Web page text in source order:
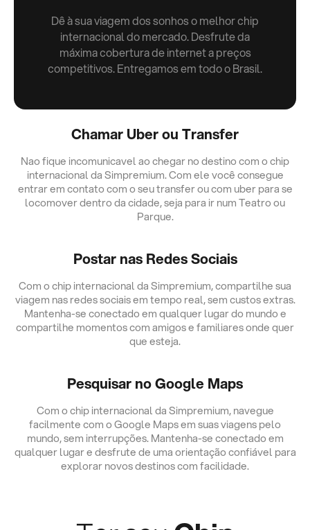
Dê à sua viagem dos sonhos o melhor chip
internacional do mercado. Desfrute da
máxima cobertura de internet a preços
competitivos. Entregamos em todo o Brasil.
Chamar Uber ou Transfer
Nao fique incomunicavel ao chegar no destino com o chip
internacional da Simpremium. Com ele você consegue
entrar em contato com o seu transfer ou com uber para se
locomover dentro da cidade, seja para ir num Teatro ou
Parque.
Postar nas Redes Sociais
Com o chip internacional da Simpremium, compartilhe sua
viagem nas redes sociais em tempo real, sem custos extras.
Mantenha-se conectado em qualquer lugar do mundo e
compartilhe momentos com amigos e familiares onde quer
que esteja.
Pesquisar no Google Maps
Com o chip internacional da Simpremium, navegue
facilmente com o Google Maps em suas viagens pelo
mundo, sem interrupções. Mantenha-se conectado em
qualquer lugar e desfrute de uma orientação confiável para
explorar novos destinos com facilidade.